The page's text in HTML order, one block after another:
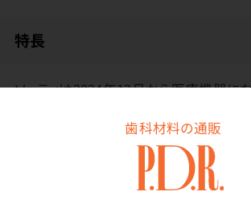
歯科材料の通販
特長
ソッティは2024年12月から医療機器に
ウトレット価格で販売するものです。品
薄手で指先の感覚がつかみやすく、操作